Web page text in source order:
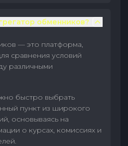
обменников?
— это платформа,
сравнения условий
различными
быстро выбрать
пункт из широкого
основываясь на
о курсах, комиссиях и